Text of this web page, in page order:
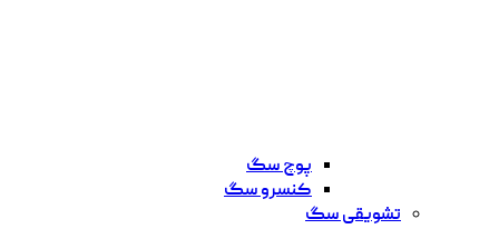
پوچ سگ
کنسرو سگ
تشویقی سگ